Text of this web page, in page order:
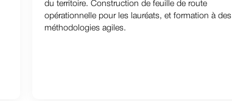
du territoire. Construction de feuille de route
opérationnelle pour les lauréats, et formation à des
méthodologies agiles.